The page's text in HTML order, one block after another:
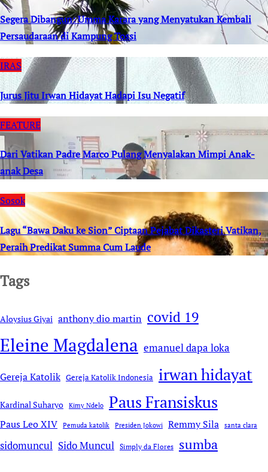
Segera Dibangun: Umma Karara yang Menyatukan Kembali
Persaudaraan di Kampung Tossi
IRAS
Jurus Jitu Irwan Hidayat Hadapi Isu Negatif
FEATURE
Dari Vatikan Padre Marco Pulang Menyalakan Mimpi Anak-
anak Desa
Sosok
Lagu “Bawa Daku ke Sion” Ciptaan Pejabat Dikasteri Vatikan,
Peraih Predikat Summa Cum Laude
Tags
Aloysius Giyai anthony dio martin covid 19
Eleine Magdalena emanuel dapa loka
Gereja Katolik Gereja Katolik Indonesia irwan hidayat
Kardinal Suharyo Kimy Ndelo Paus Fransiskus
Paus Leo XIV Pemuda katolik Presiden Jokowi Remmy Sila santa clara
sidomuncul Sido Muncul Simply da Flores sumba